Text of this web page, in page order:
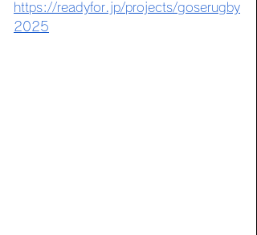
https://readyfor.jp/projects/goserugby
2025